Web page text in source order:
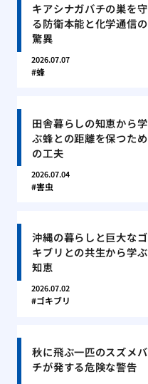
キアシナガバチの巣を守
る防衛本能と化学通信の
驚異
2026.07.07
蜂
田舎暮らしの知恵から学
ぶ蜂との距離を保つため
の工夫
2026.07.04
害虫
沖縄の暮らしと巨大なゴ
キブリとの共生から学ぶ
知恵
2026.07.02
ゴキブリ
秋に飛ぶ一匹のスズメバ
チが発する危険な警告